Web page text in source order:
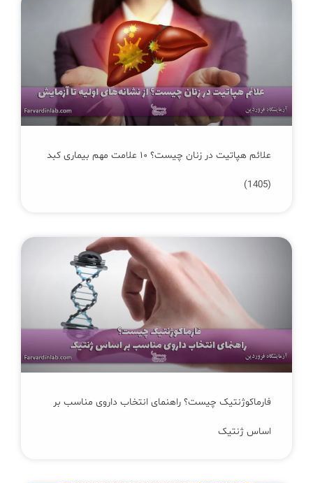
علائم هپاتیت در زنان چیست؟ ۱۰ علامت مهم بیماری کبد
(1405)
فارماکوژنتیک چیست؟ راهنمای انتخاب داروی مناسب بر
اساس ژنتیک